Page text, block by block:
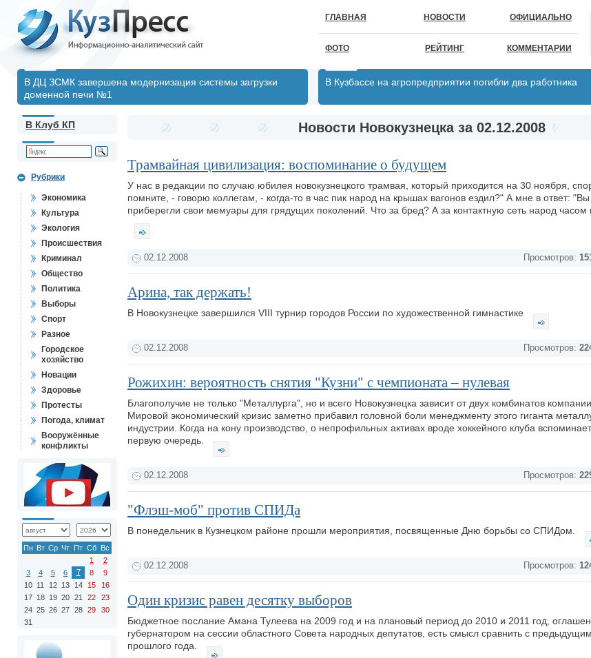
ГЛАВНАЯ НОВОСТИ ОФИЦИАЛЬНО
ФОТО РЕЙТИНГ КОММЕНТАРИИ
В ДЦ ЗСМК завершена модернизация системы загрузки
доменной печи №1
В Кузбассе на агропредприятии погибли два работника
В Клуб КП
Рубрики
Экономика
Культура
Экология
Происшествия
Криминал
Общество
Политика
Выборы
Спорт
Разное
Городское
хозяйство
Новации
Здоровье
Протесты
Погода, климат
Вооружённые
конфликты
Пн Вт Ср Чт Пт Сб Вс
1
2
3
4 5 6 7 8
9
10 11 12 13 14 15
16
17 18 19 20 21 22
23
24 25 26 27 28 29
30
31
Новости Новокузнецка за 02.12.2008
Трамвайная цивилизация: воспоминание о будущем
У нас в редакции по случаю юбилея новокузнецкого трамвая, который приходится на 30 ноября,
помните, - говорю коллегам, - когда-то в час пик народ на крышах вагонов ездил?" А мне в ответ:
приберегли свои мемуары для грядущих поколений. Что за бред? А за контактную сеть народ
02.12.2008 Просмотров:
Арина, так держать!
В Новокузнецке завершился VIII турнир городов России по художественной гимнастике
02.12.2008 Просмотров:
Рожихин: вероятность снятия "Кузни" с чемпионата – нулевая
Благополучие не только "Металлурга", но и всего Новокузнецка зависит от двух комбинатов
Мировой экономический кризис заметно прибавил головной боли менеджменту этого гиганта
индустрии. Когда на кону производство, о непрофильных активах вроде хоккейного клуба
первую очередь.
02.12.2008 Просмотров:
"Флэш-моб" против СПИДа
В понедельник в Кузнецком районе прошли мероприятия, посвященные Дню борьбы со СПИДом.
02.12.2008 Просмотров:
Один кризис равен десятку выборов
Бюджетное послание Амана Тулеева на 2009 год и на плановый период до 2010 и 2011 год,
губернатором на сессии областного Совета народных депутатов, есть смысл сравнить с
прошлого года.